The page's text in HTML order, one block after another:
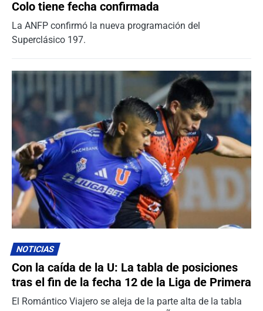
Colo tiene fecha confirmada
La ANFP confirmó la nueva programación del
Superclásico 197.
NOTICIAS
Con la caída de la U: La tabla de posiciones
tras el fin de la fecha 12 de la Liga de Primera
El Romántico Viajero se aleja de la parte alta de la tabla